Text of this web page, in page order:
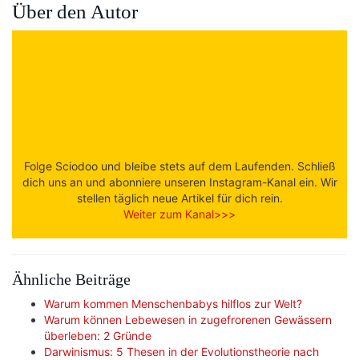
Über den Autor
Folge Sciodoo und bleibe stets auf dem Laufenden. Schließ
dich uns an und abonniere unseren Instagram-Kanal ein. Wir
stellen täglich neue Artikel für dich rein.
Weiter zum Kanal>>>
Ähnliche Beiträge
Warum kommen Menschenbabys hilflos zur Welt?
Warum können Lebewesen in zugefrorenen Gewässern
überleben: 2 Gründe
Darwinismus: 5 Thesen in der Evolutionstheorie nach